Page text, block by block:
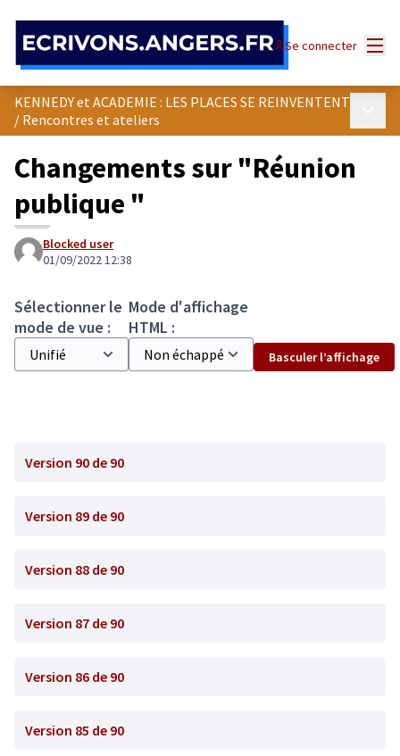
Se connecter
KENNEDY et ACADEMIE : LES PLACES SE REINVENTENT
/ Rencontres et ateliers
Changements sur "Réunion
publique "
Blocked user
01/09/2022 12:38
Sélectionner le
mode de vue :
Mode d'affichage
HTML :
Basculer l’affichage
Version 90 de 90
Version 89 de 90
Version 88 de 90
Version 87 de 90
Version 86 de 90
Version 85 de 90